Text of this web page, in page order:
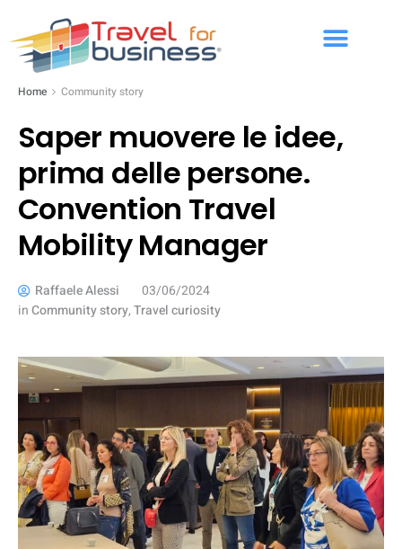
Home Community story
Saper muovere le idee,
prima delle persone.
Convention Travel
Mobility Manager
Raffaele Alessi
03/06/2024
inCommunity story,Travel curiosity